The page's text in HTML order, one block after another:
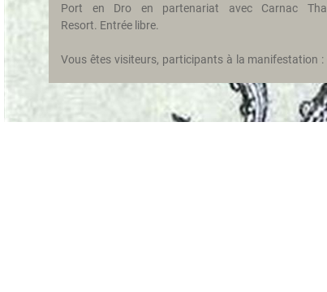
AnfahrtPort en Dro en partenariat avec Carnac
Resort. Entrée libre.
Vous êtes visiteurs, participants à la manifestation :
N'hésitez pas à réserver votre chambre d'hôtes aux